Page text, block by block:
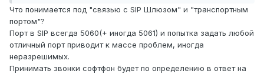
Что понимается под "связью с SIP Шлюзом" и "транспортным
портом"?
Порт в SIP всегда 5060(+ иногда 5061) и попытка задать любой
отличный порт приводит к массе проблем, иногда
неразрешимых.
Принимать звонки софтфон будет по определению в ответ на